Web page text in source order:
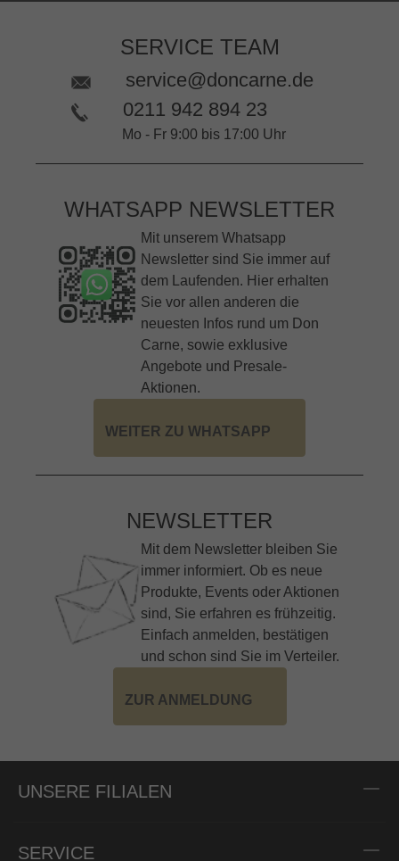
SERVICE TEAM
service@doncarne.de
0211 942 894 23
Mo - Fr 9:00 bis 17:00 Uhr
WHATSAPP NEWSLETTER
Mit unserem Whatsapp
Newsletter sind Sie immer auf
dem Laufenden. Hier erhalten
Sie vor allen anderen die
neuesten Infos rund um Don
Carne, sowie exklusive
Angebote und Presale-
Aktionen.
WEITER ZU WHATSAPP
NEWSLETTER
Mit dem Newsletter bleiben Sie
immer informiert. Ob es neue
Produkte, Events oder Aktionen
sind, Sie erfahren es frühzeitig.
Einfach anmelden, bestätigen
und schon sind Sie im Verteiler.
ZUR ANMELDUNG
UNSERE FILIALEN
SERVICE